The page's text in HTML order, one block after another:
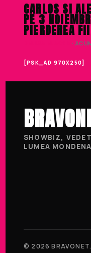
CARLOS SI
PE 3
PIERDEREA
·
[PSK_AD 970X250]
SHOWBIZ,
LUMEA MONDENA
© 2026 BRAVONET.